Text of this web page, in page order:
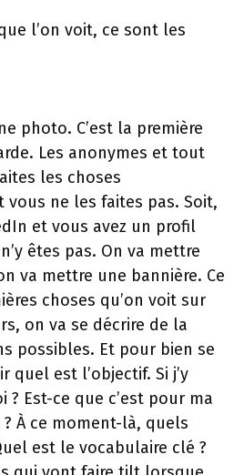
l’on voit, ce sont les
photo. C’est la première
Les anonymes et tout
les choses
ne les faites pas. Soit,
et vous avez un profil
êtes pas. On va mettre
va mettre une bannière. Ce
choses qu’on voit sur
on va se décrire de la
possibles. Et pour bien se
quel est l’objectif. Si j’y
? Est-ce que c’est pour ma
? À ce moment-là, quels
est le vocabulaire clé ?